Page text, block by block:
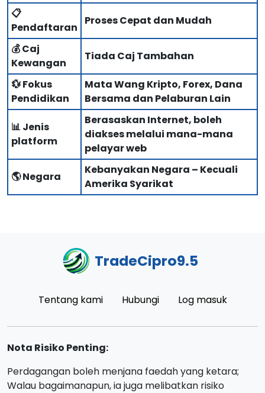
📋
Pendaftaran
Proses Cepat dan Mudah
💰 Caj
Kewangan
Tiada Caj Tambahan
💱 Fokus
Pendidikan
Mata Wang Kripto, Forex, Dana
Bersama dan Pelaburan Lain
📊 Jenis
platform
Berasaskan Internet, boleh
diakses melalui mana-mana
pelayar web
🌎 Negara
Kebanyakan Negara – Kecuali
Amerika Syarikat
TradeCipro9.5
Tentang kami Hubungi Log masuk
Nota Risiko Penting:
Perdagangan boleh menjana faedah yang ketara;
Walau bagaimanapun, ia juga melibatkan risiko